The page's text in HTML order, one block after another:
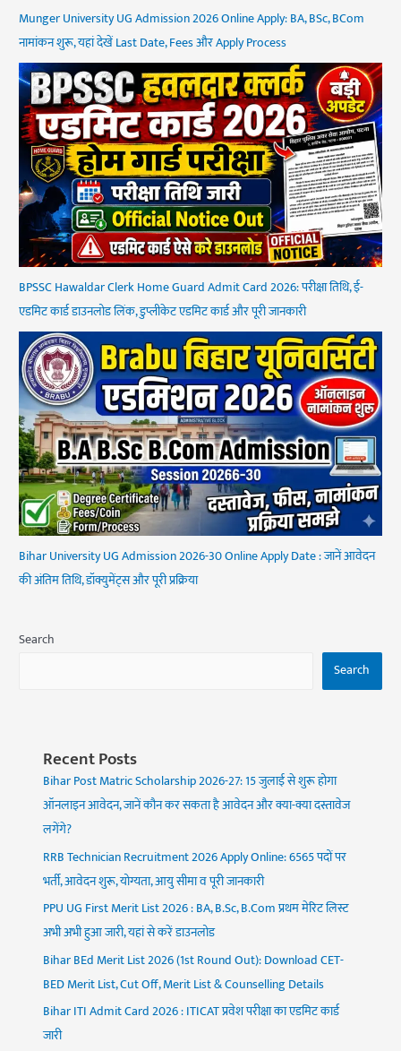
Munger University UG Admission 2026 Online Apply: BA, BSc, BCom
नामांकन शुरू, यहां देखें Last Date, Fees और Apply Process
BPSSC Hawaldar Clerk Home Guard Admit Card 2026: परीक्षा तिथि, ई-
एडमिट कार्ड डाउनलोड लिंक, डुप्लीकेट एडमिट कार्ड और पूरी जानकारी
Bihar University UG Admission 2026-30 Online Apply Date : जानें आवेदन
की अंतिम तिथि, डॉक्युमेंट्स और पूरी प्रक्रिया
Search
Search
Recent Posts
Bihar Post Matric Scholarship 2026-27: 15 जुलाई से शुरू होगा
ऑनलाइन आवेदन, जानें कौन कर सकता है आवेदन और क्या-क्या दस्तावेज
लगेंगे?
RRB Technician Recruitment 2026 Apply Online: 6565 पदों पर
भर्ती, आवेदन शुरू, योग्यता, आयु सीमा व पूरी जानकारी
PPU UG First Merit List 2026 : BA, B.Sc, B.Com प्रथम मेरिट लिस्ट
अभी अभी हुआ जारी, यहां से करें डाउनलोड
Bihar BEd Merit List 2026 (1st Round Out): Download CET-
BED Merit List, Cut Off, Merit List & Counselling Details
Bihar ITI Admit Card 2026 : ITICAT प्रवेश परीक्षा का एडमिट कार्ड
जारी